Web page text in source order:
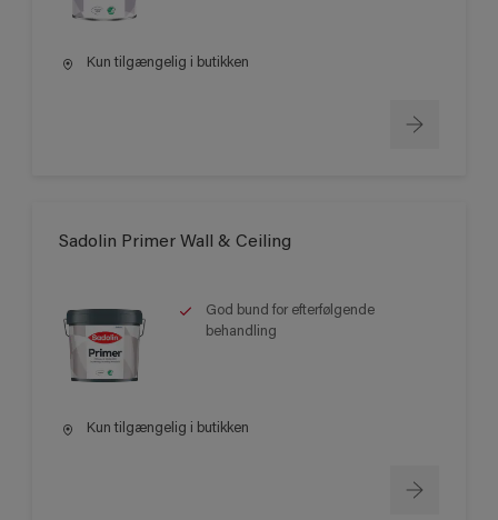
Kun tilgængelig i butikken
Sadolin Primer Wall & Ceiling
God bund for efterfølgende
behandling
Kun tilgængelig i butikken